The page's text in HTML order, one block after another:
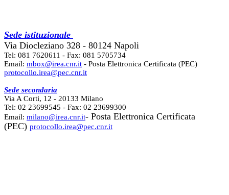
Sede istituzionale
Via Diocleziano 328 - 80124 Napoli
Tel: 081 7620611 - Fax: 081 5705734
Email: mbox@irea.cnr.it - Posta Elettronica Certificata (PEC)
protocollo.irea@pec.cnr.it
Sede secondaria
Via A Corti, 12 - 20133 Milano
Tel: 02 23699545 - Fax: 02 23699300
Email: milano@irea.cnr.it- Posta Elettronica Certificata
(PEC) protocollo.irea@pec.cnr.it